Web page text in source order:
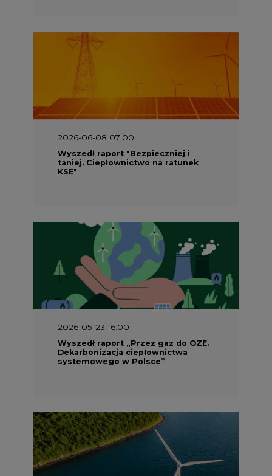
2026-06-08 07:00
Wyszedł raport "Bezpieczniej i
taniej. Ciepłownictwo na ratunek
KSE"
2026-05-23 16:00
Wyszedł raport „Przez gaz do OZE.
Dekarbonizacja ciepłownictwa
systemowego w Polsce”